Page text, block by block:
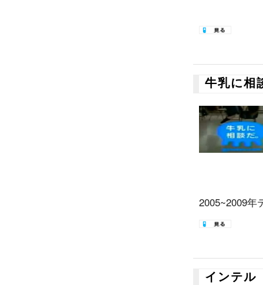
牛乳に相
2005~2009年
インテ